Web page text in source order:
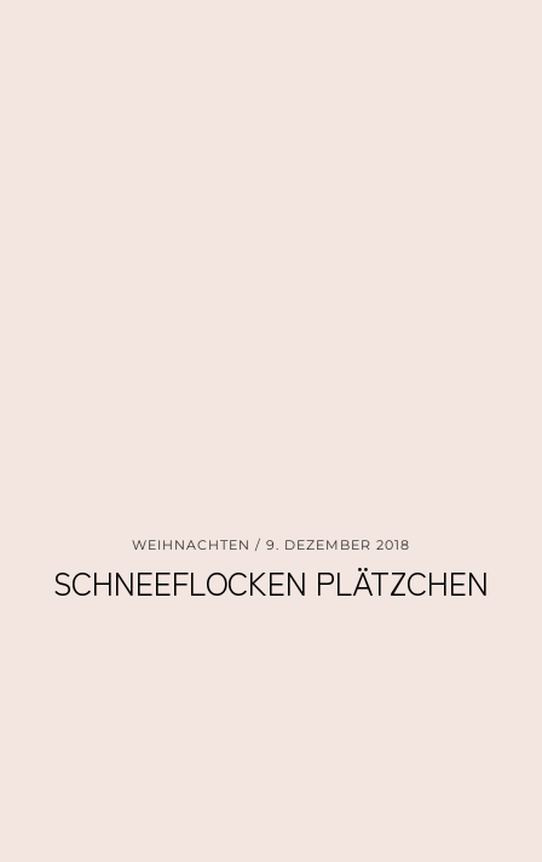
WEIHNACHTEN 9. DEZEMBER 2018
SCHNEEFLOCKEN PLÄTZCHEN